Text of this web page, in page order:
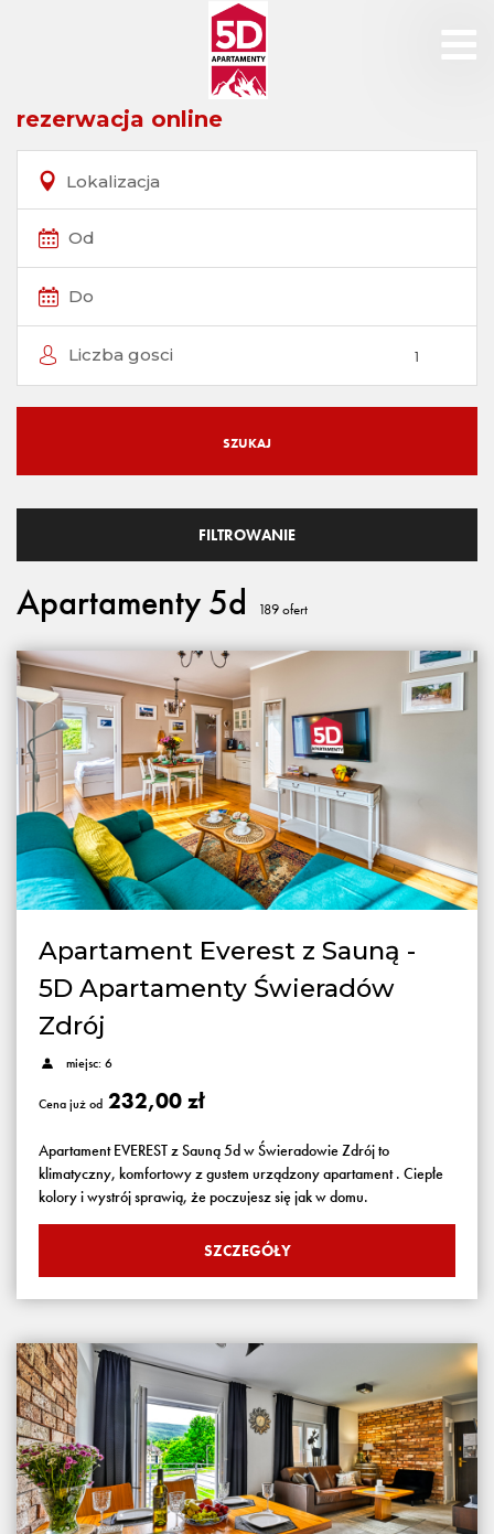
rezerwacja online
Lokalizacja
Od
Do
Liczba gosci
SZUKAJ
FILTROWANIE
Apartamenty 5d 189ofert
Apartament Everest z Sauną -
5D Apartamenty Świeradów
Zdrój
miejsc: 6
Cena już od 232,00 zł
Apartament EVEREST z Sauną 5d w Świeradowie Zdrój to
klimatyczny, komfortowy z gustem urządzony apartament . Ciepłe
kolory i wystrój sprawią, że poczujesz się jak w domu.
SZCZEGÓŁY